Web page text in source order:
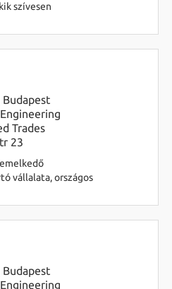
szívesen
A munkakör
ezért
munkavégzési
- Sportpályák
Budapest
Trades
23
vállalata, országos
kollégát bővülő
lefedettségű,
változó
igényel. Feladatok -
építésében,
Budapest